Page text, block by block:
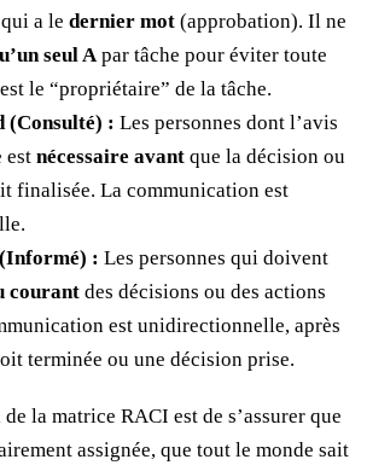
a le dernier mot (approbation). Il ne
seul Apar tâche pour éviter toute
le “propriétaire” de la tâche.
(Consulté) : Les personnes dont l’avis
est nécessaire avant que la décision ou
finalisée. La communication est
: Les personnes qui doivent
courant des décisions ou des actions
est unidirectionnelle, après
terminée ou une décision prise.
la matrice RACI est de s’assurer que
assignée, que tout le monde sait